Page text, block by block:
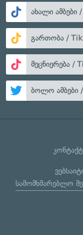
ახალი ამბები
გართობა /
მეცნიერება /
ბოლო ამბები
სამომხმარებლო